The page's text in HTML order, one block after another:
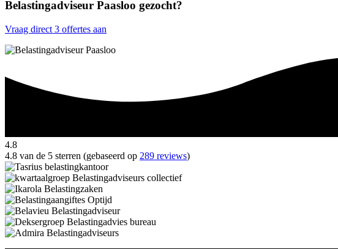
Belastingadviseur Paasloo gezocht?
Vraag direct 3 offertes aan
4.8
4.8 van de 5 sterren (gebaseerd op 289 reviews)